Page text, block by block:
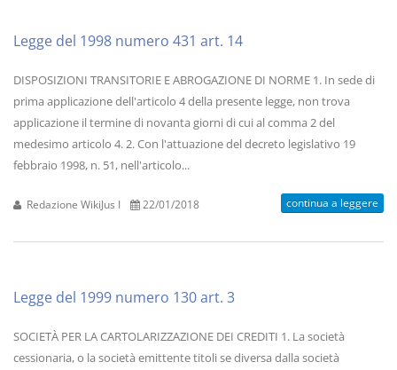
Legge del 1998 numero 431 art. 14
DISPOSIZIONI TRANSITORIE E ABROGAZIONE DI NORME 1. In sede di
prima applicazione dell'articolo 4 della presente legge, non trova
applicazione il termine di novanta giorni di cui al comma 2 del
medesimo articolo 4. 2. Con l'attuazione del decreto legislativo 19
febbraio 1998, n. 51, nell'articolo...
Redazione WikiJus I 22/01/2018 continua a leggere
Legge del 1999 numero 130 art. 3
SOCIETÀ PER LA CARTOLARIZZAZIONE DEI CREDITI 1. La società
cessionaria, o la società emittente titoli se diversa dalla società